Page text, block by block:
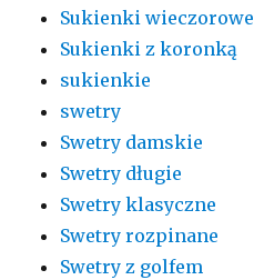
Sukienki wieczorowe
Sukienki z koronką
sukienkie
swetry
Swetry damskie
Swetry długie
Swetry klasyczne
Swetry rozpinane
Swetry z golfem